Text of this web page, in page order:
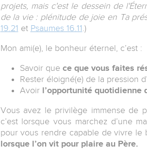
projets, mais c'est le dessein de
de la vie : plénitude de joie en Ta
19.21 et Psaumes 16.11 .)
Mon ami(e), le bonheur éternel, c’est :
Savoir que ce que vous faites
Rester éloigné(e) de la pression
Avoir l’opportunité quotidienne
Vous avez le privilège immense de
c’est lorsque vous marchez d’une
pour vous rendre capable de vivre
lorsque l’on vit pour plaire au Père.